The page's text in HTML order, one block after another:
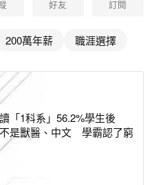
好友 訂閱
200萬年薪 職涯選擇
「1科系」56.2%學生後
是獸醫、中文 學霸認了窮